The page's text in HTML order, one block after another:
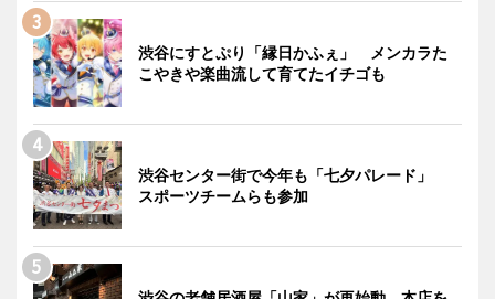
渋谷にすとぷり「縁日かふぇ」 メンカラた
こやきや楽曲流して育てたイチゴも
渋谷センター街で今年も「七夕パレード」
スポーツチームらも参加